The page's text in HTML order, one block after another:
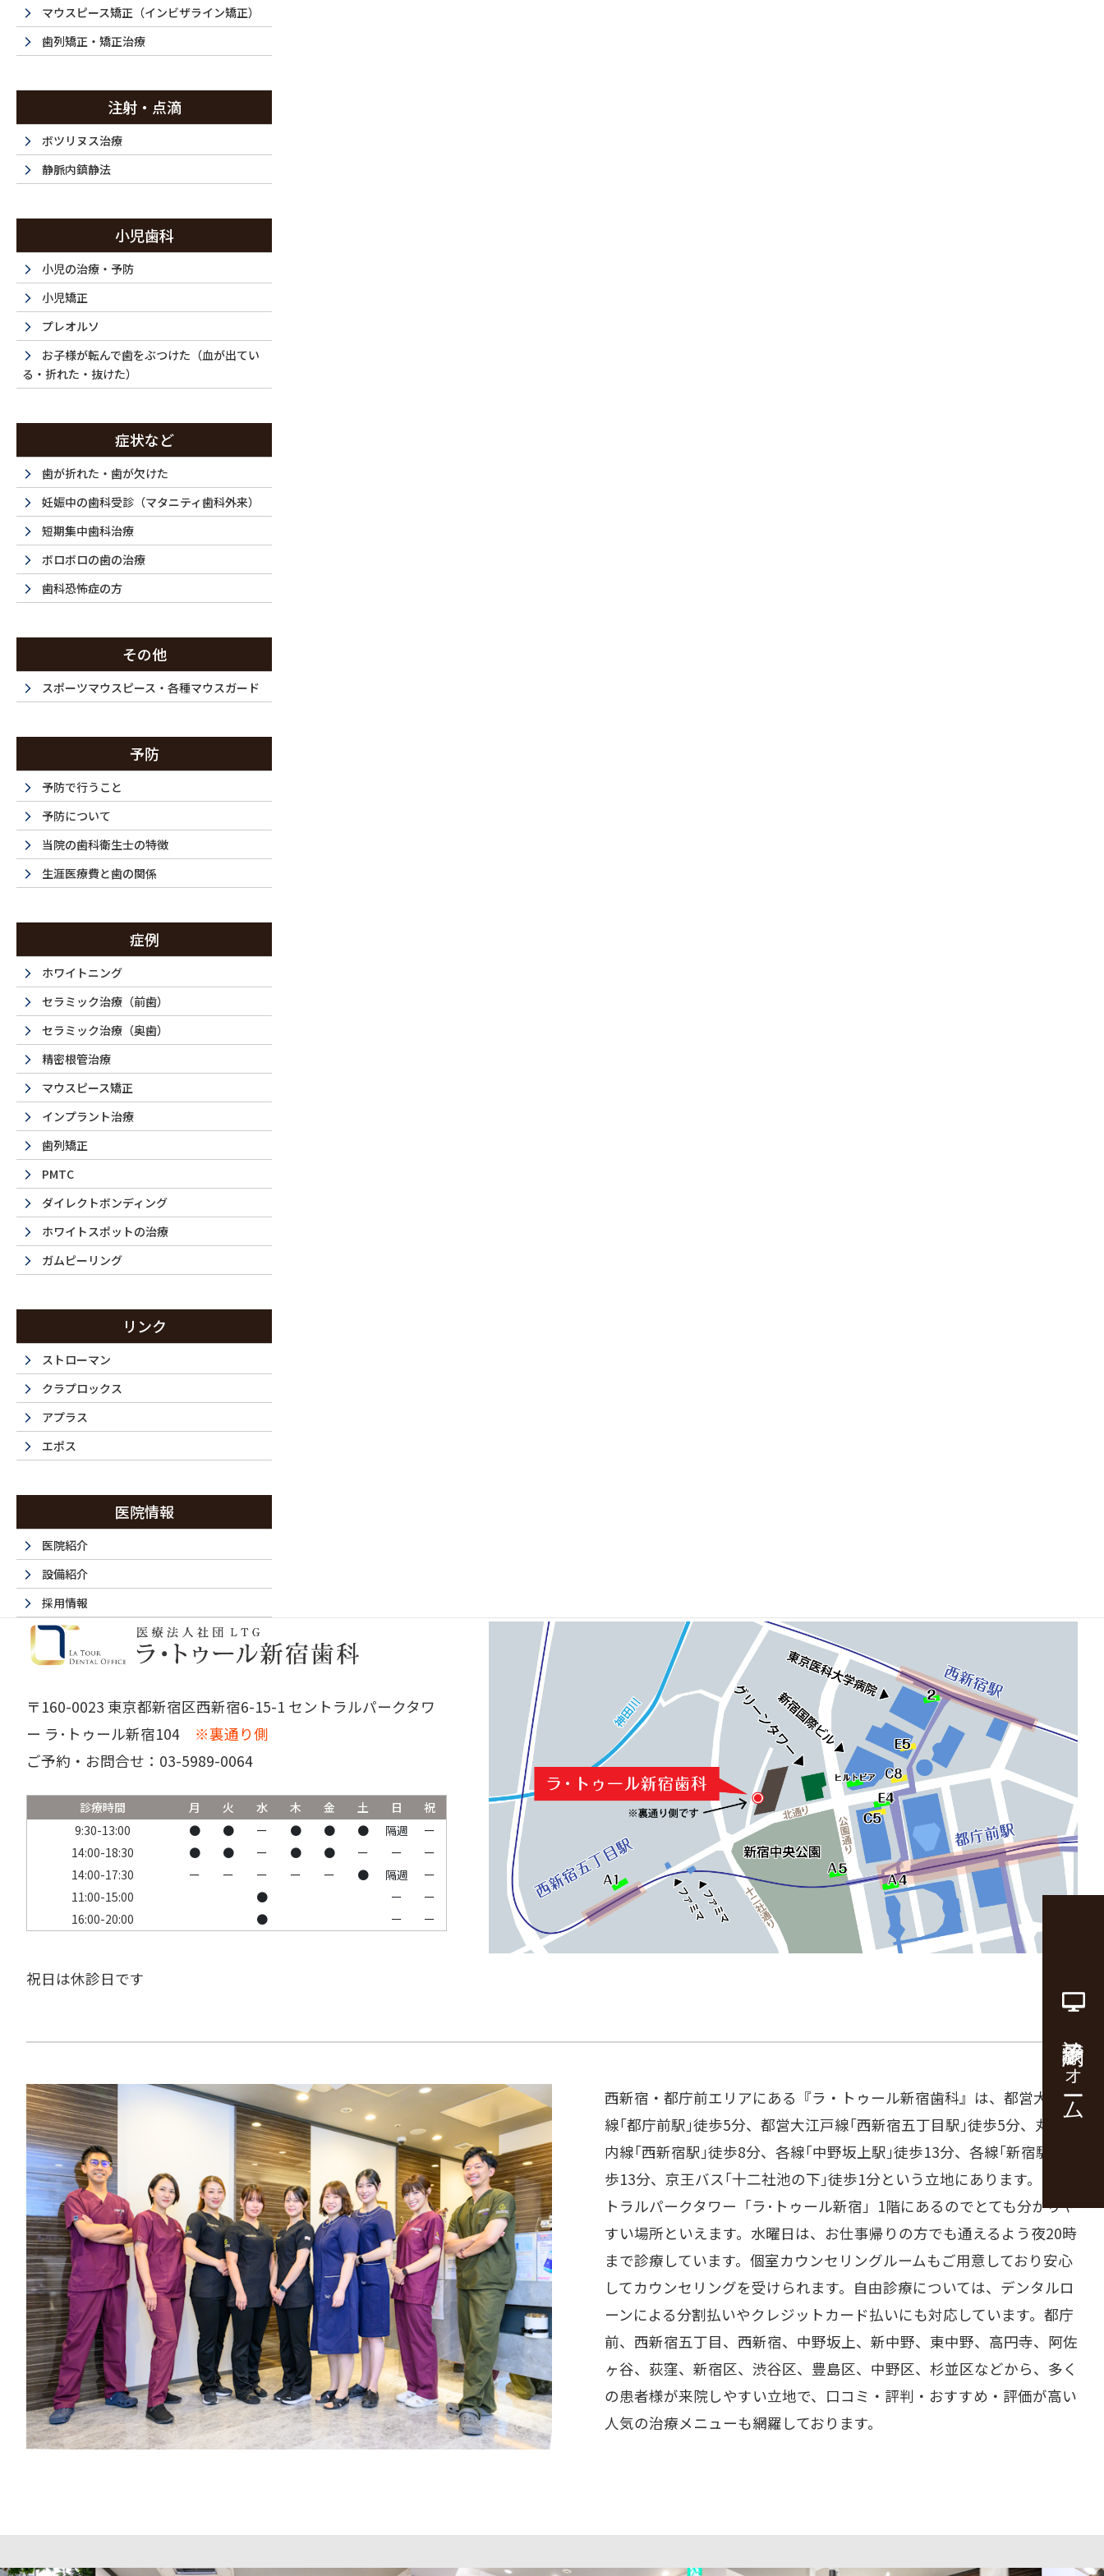
La Tour
西新宿・都庁前の歯医者
〒160-0023 東京都新宿区西新宿6-15-1 セントラルパークタワ
ー ラ･トゥール新宿104 ※裏通り側
ご予約・お問合せ： 03-5989-0064
診療時間 月 火 水 木 金 土 日
祝
9:30-13:00
● ● ー ● ● ● 隔週
ー
14:00-18:30
● ● ー ● ● ー ー
ー
14:00-17:30
ー ー ー ー ー ● 隔週
ー
11:00-15:00
● ー
ー
16:00-20:00
● ー ー
祝日は休診日です
西新宿・都庁前エリアにある『ラ・トゥール新宿歯科』は、都営大江戸
線｢都庁前駅｣徒歩5分、都営大江戸線｢西新宿五丁目駅｣徒歩5分、丸の
内線｢西新宿駅｣徒歩8分、各線｢中野坂上駅｣徒歩13分、各線｢新宿駅｣徒
歩13分、京王バス｢十二社池の下｣徒歩1分という立地にあります。セン
トラルパークタワー「ラ･トゥール新宿」1階にあるのでとても分かりや
すい場所といえます。水曜日は、お仕事帰りの方でも通えるよう夜20時
まで診療しています。個室カウンセリングルームもご用意しており安心
してカウンセリングを受けられます。自由診療については、デンタルロ
ーンによる分割払いやクレジットカード払いにも対応しています。都庁
前、西新宿五丁目、西新宿、中野坂上、新中野、東中野、高円寺、阿佐
ヶ谷、荻窪、新宿区、渋谷区、豊島区、中野区、杉並区などから、多く
の患者様が来院しやすい立地で、口コミ・評判・おすすめ・評価が高い
人気の治療メニューも網羅しております。
マウスピース矯正（インビザライン矯正）
歯列矯正・矯正治療
注射・点滴
ボツリヌス治療
静脈内鎮静法
小児歯科
小児の治療・予防
小児矯正
プレオルソ
お子様が転んで歯をぶつけた（血が出てい
る・折れた・抜けた）
症状など
歯が折れた・歯が欠けた
妊娠中の歯科受診（マタニティ歯科外来）
短期集中歯科治療
ボロボロの歯の治療
歯科恐怖症の方
その他
スポーツマウスピース・各種マウスガード
予防
予防で行うこと
予防について
当院の歯科衛生士の特徴
生涯医療費と歯の関係
症例
ホワイトニング
セラミック治療（前歯）
セラミック治療（奥歯）
精密根管治療
マウスピース矯正
インプラント治療
歯列矯正
PMTC
ダイレクトボンディング
ホワイトスポットの治療
ガムピーリング
リンク
ストローマン
クラプロックス
アプラス
エポス
医院情報
医院紹介
設備紹介
採用情報
採用エントリーフォーム
法人情報
取材・名医など 掲載サイト一覧
診療予約フォーム